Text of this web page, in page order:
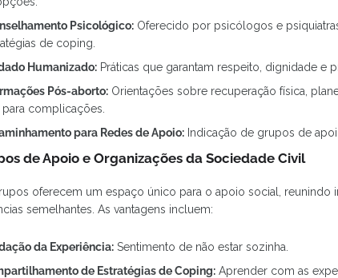
Psicológico: Oferecido por psicólogos e
de coping.
Humanizado: Práticas que garantam respeito, dignidade e
Pós-aborto: Orientações sobre recuperação física,
para complicações.
para Redes de Apoio: Indicação de grupos de
de Apoio e Organizações da Sociedade Civil
oferecem um espaço único para o apoio social, reunindo
semelhantes. As vantagens incluem:
da Experiência: Sentimento de não estar sozinha.
de Estratégias de Coping: Aprender com as